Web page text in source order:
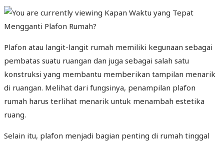
Plafon atau langit-langit rumah memiliki kegunaan sebagai
pembatas suatu ruangan dan juga sebagai salah satu
konstruksi yang membantu memberikan tampilan menarik
di ruangan. Melihat dari fungsinya, penampilan plafon
rumah harus terlihat menarik untuk menambah estetika
ruang.
Selain itu, plafon menjadi bagian penting di rumah tinggal